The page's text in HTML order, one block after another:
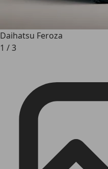
Daihatsu Feroza
1 /3